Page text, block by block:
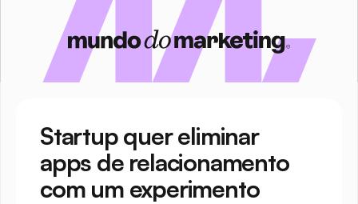
Startup quer eliminar
apps de relacionamento
com um experimento